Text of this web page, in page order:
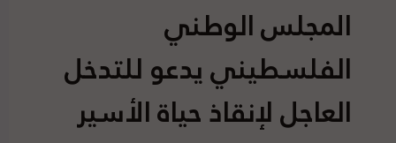
المجلس الوطني
الفلسطيني يدعو للتدخل
العاجل لإنقاذ حياة الأسير